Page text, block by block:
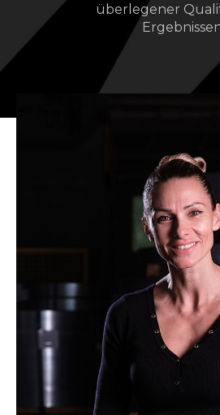
überlegener